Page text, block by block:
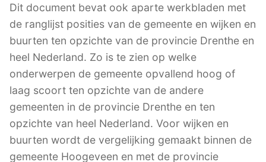
Dit document bevat ook aparte werkbladen met
de ranglijst posities van de gemeente en wijken en
buurten ten opzichte van de provincie Drenthe en
heel Nederland. Zo is te zien op welke
onderwerpen de gemeente opvallend hoog of
laag scoort ten opzichte van de andere
gemeenten in de provincie Drenthe en ten
opzichte van heel Nederland. Voor wijken en
buurten wordt de vergelijking gemaakt binnen de
gemeente Hoogeveen en met de provincie